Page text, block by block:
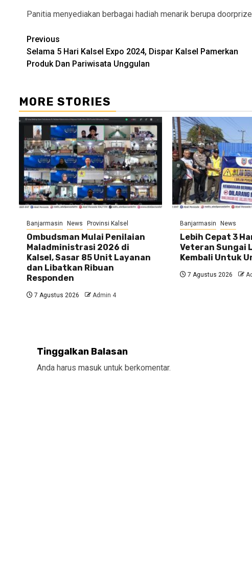
Panitia menyediakan berbagai hadiah menarik berupa
Continue
Reading
Previous
Selama 5 Hari Kalsel Expo 2024, Dispar Kalsel Pamerkan
Produk Dan Pariwisata Unggulan
MORE STORIES
Banjarmasin News Provinsi Kalsel
Ombudsman Mulai Penilaian
Maladministrasi 2026 di
Kalsel, Sasar 85 Unit Layanan
dan Libatkan Ribuan
Responden
7 Agustus 2026 Admin 4
Banjarmasin News
Lebih Cepat 3
Veteran Sungai
Kembali Untuk
7 Agustus 2026
Tinggalkan Balasan
Anda harus masuk untuk berkomentar.